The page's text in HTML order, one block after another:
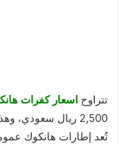
تتراوح اسعار كفرات
2,500 ريال
تُعد إطارات هانكوك